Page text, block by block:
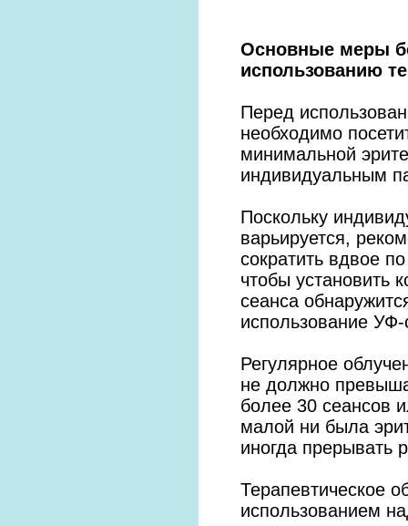
Основные меры
использованию
Перед
необходимо
минимальной
индивидуальным
Поскольку
варьируется,
сократить вдвое
чтобы установить
сеанса
использование
Регулярное
не должно
более 30 сеансов
малой ни была
иногда прерывать
Терапевтическое
использованием